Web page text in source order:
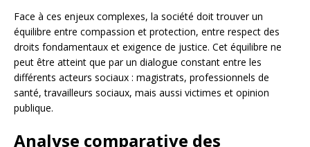
Face à ces enjeux complexes, la société doit trouver un
équilibre entre compassion et protection, entre respect des
droits fondamentaux et exigence de justice. Cet équilibre ne
peut être atteint que par un dialogue constant entre les
différents acteurs sociaux : magistrats, professionnels de
santé, travailleurs sociaux, mais aussi victimes et opinion
publique.
Analyse comparative des